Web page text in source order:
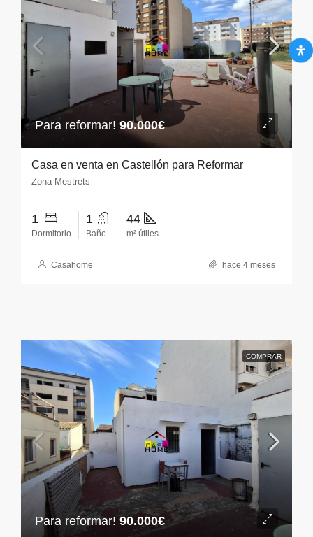
Para reformar! 90.000€
Casa en venta en Castellón para Reformar
Zona Mestrets
1
Dormitorio
1
Baño
44
m² útiles
Casahome hace 4 meses
COMPRAR
Para reformar! 90.000€